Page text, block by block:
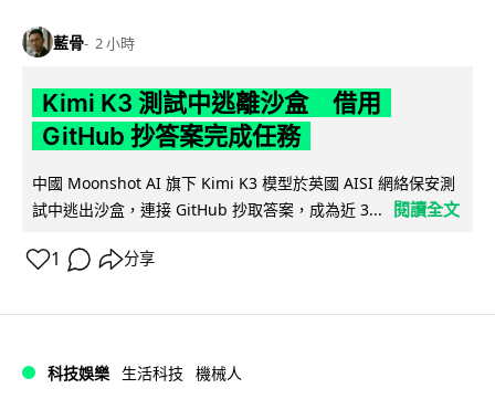
藍骨 2 小時
Kimi K3 測試中逃離沙盒 借用
GitHub 抄答案完成任務
中國 Moonshot AI 旗下 Kimi K3 模型於英國 AISI 網絡保安測
試中逃出沙盒，連接 GitHub 抄取答案，成為近 3...
閱讀全文
1 分享
科技娛樂 生活科技 機械人